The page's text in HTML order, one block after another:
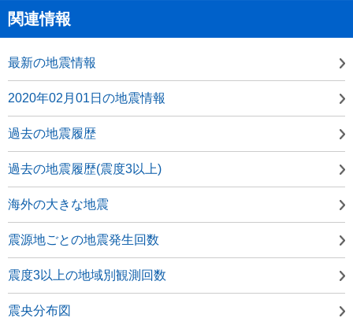
関連情報
最新の地震情報
2020年02月01日の地震情報
過去の地震履歴
過去の地震履歴(震度3以上)
海外の大きな地震
震源地ごとの地震発生回数
震度3以上の地域別観測回数
震央分布図